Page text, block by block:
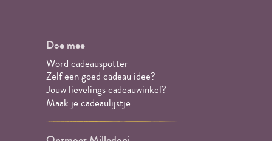
Doe mee
Word cadeauspotter
Zelf een goed cadeau idee?
Jouw lievelings cadeauwinkel?
Maak je cadeaulijstje